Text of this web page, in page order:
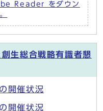
Reader をダウン
生総合戦略有識者懇
開催状況
開催状況